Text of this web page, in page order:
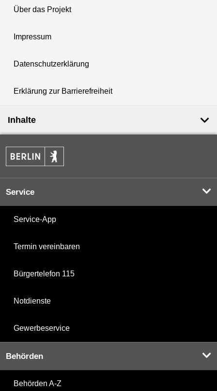
Über das Projekt
Impressum
Datenschutzerklärung
Erklärung zur Barrierefreiheit
Inhalte
Service
Service-App
Termin vereinbaren
Bürgertelefon 115
Notdienste
Gewerbeservice
Behörden
Behörden A-Z